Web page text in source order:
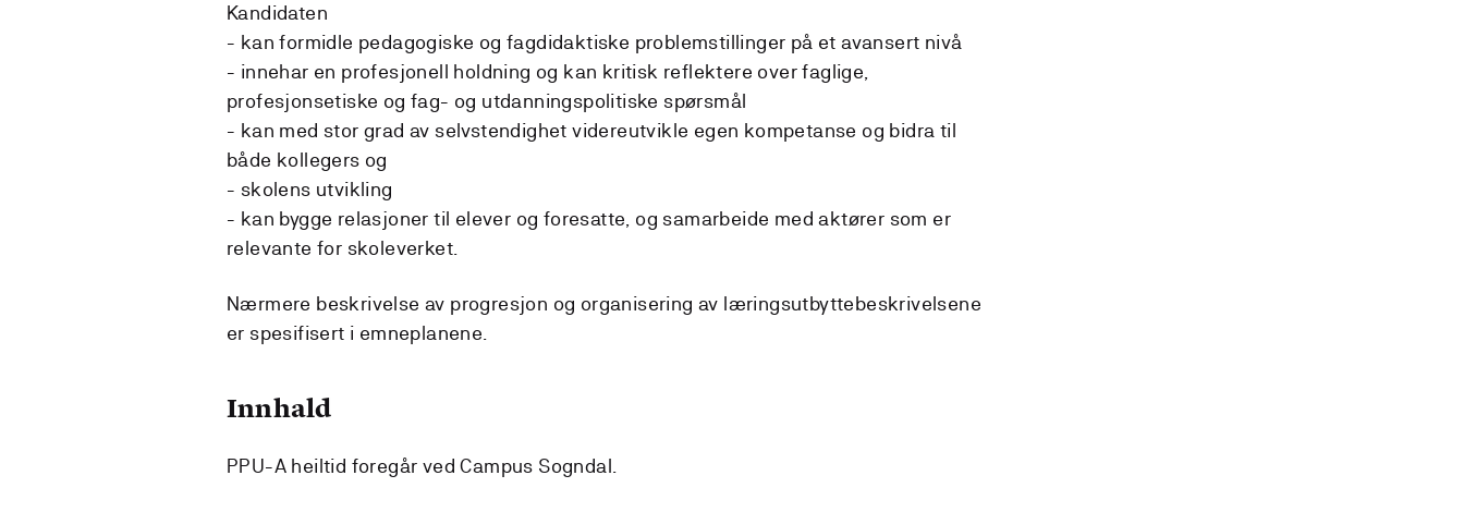
Kandidaten
- kan formidle pedagogiske og fagdidaktiske problemstillinger på et avansert nivå
- innehar en profesjonell holdning og kan kritisk reflektere over faglige,
profesjonsetiske og fag- og utdanningspolitiske spørsmål
- kan med stor grad av selvstendighet videreutvikle egen kompetanse og bidra til
både kollegers og
- skolens utvikling
- kan bygge relasjoner til elever og foresatte, og samarbeide med aktører som er
relevante for skoleverket.
Nærmere beskrivelse av progresjon og organisering av læringsutbyttebeskrivelsene
er spesifisert i emneplanene.
Innhald
PPU-A heiltid foregår ved Campus Sogndal.